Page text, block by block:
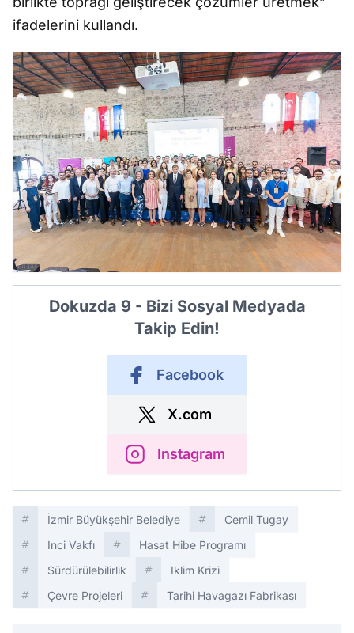
ifadelerini kullandı.
Dokuzda 9 - Bizi Sosyal Medyada
Takip Edin!
Facebook
X.com
Instagram
İzmir Büyükşehir Belediye
Cemil Tugay
Inci Vakfı
Hasat Hibe Programı
Sürdürülebilirlik
Iklim Krizi
Çevre Projeleri
Tarihi Havagazı Fabrikası